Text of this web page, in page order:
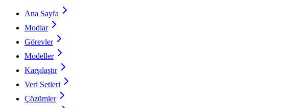
Ana Sayfa
Modlar
Görevler
Modeller
Karşılaştır
Veri Setleri
Çözümler